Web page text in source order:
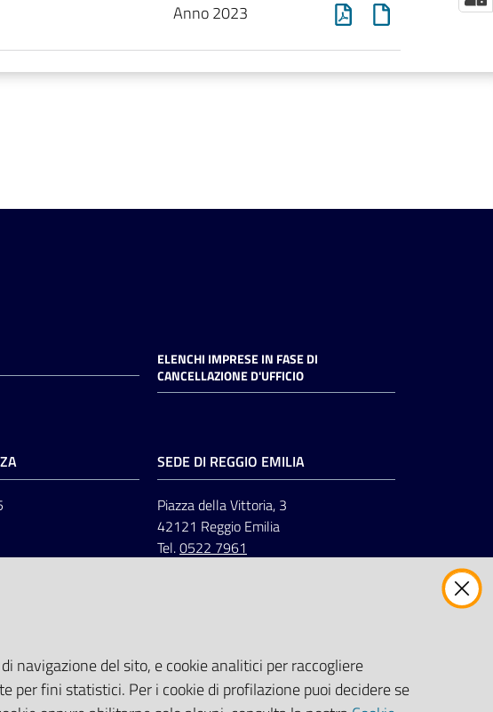
Anno 2023
ELENCHI IMPRESE IN FASE DI
CANCELLAZIONE D'UFFICIO
SEDE DI REGGIO EMILIA
Piazza della Vittoria, 3
42121 Reggio Emilia
Tel.0522 7961
navigazione del sito, e cookie analitici per raccogliere
fini statistici. Per i cookie di profilazione puoi decidere se